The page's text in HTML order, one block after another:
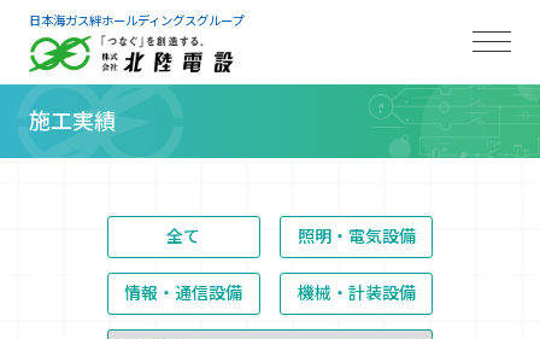
日本海ガス絆ホールディングスグループ
施工実績
全て 照明・電気設備
情報・通信設備 機械・計装設備